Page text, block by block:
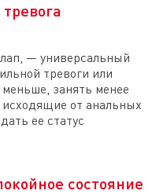
— универсальный
тревоги или
меньше, занять менее
исходящие от анальных
ее статус
состояние